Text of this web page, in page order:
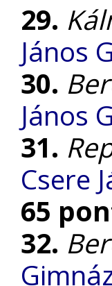
29.
János
30.
János
31.
Csere
65
32.